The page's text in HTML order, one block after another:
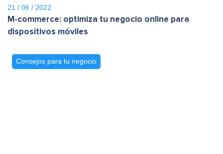
21 / 06 / 2022
M-commerce: optimiza tu negocio online para
dispositivos móviles
Consejos para tu negocio